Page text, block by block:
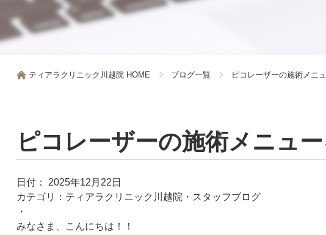
ティアラクリニック川越院 HOME ブログ一覧 ピコレーザーの施術メニ
ピコレーザーの施術メニュ
日付：
2025年12月22日
カテゴリ： ティアラクリニック川越院・スタッフブログ
・
みなさま、こんにちは！！